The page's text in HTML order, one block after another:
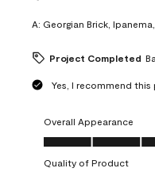
A: Georgian Brick,
Project Completed
Yes, I recommend this
Overall Appearance
Overall Appearance, 5.0
Quality of Product